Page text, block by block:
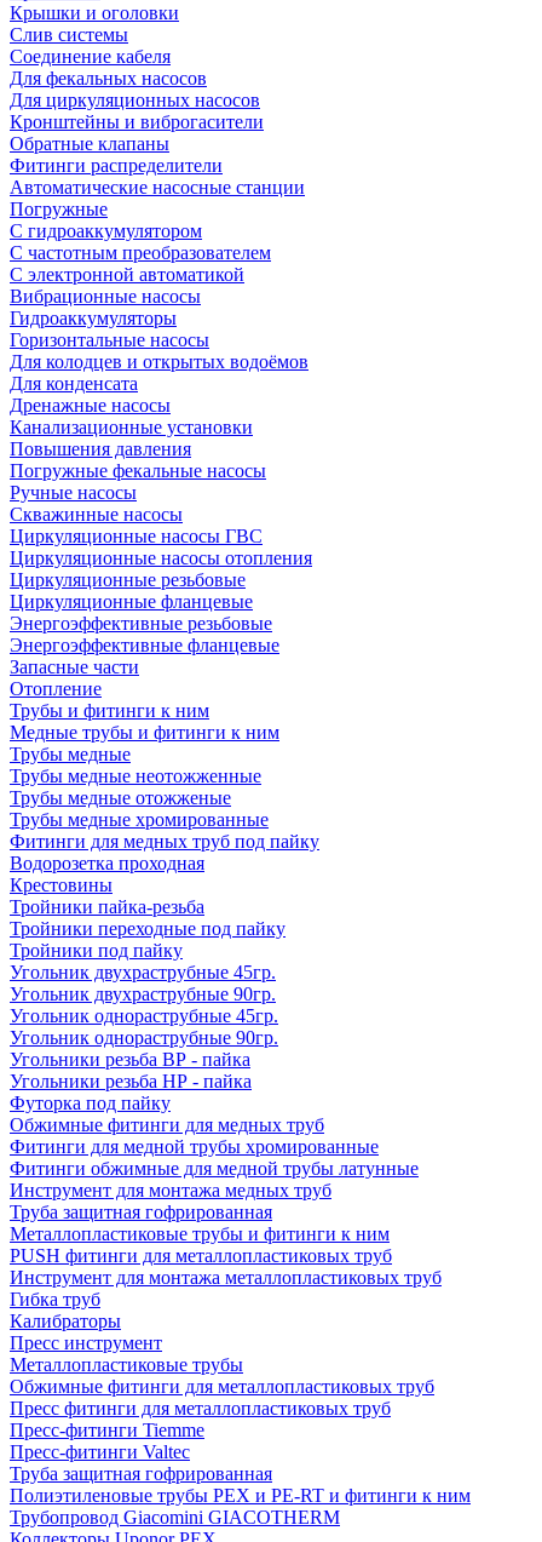
Крышки и оголовки
Слив системы
Соединение кабеля
Для фекальных насосов
Для циркуляционных насосов
Кронштейны и виброгасители
Обратные клапаны
Фитинги распределители
Автоматические насосные станции
Погружные
С гидроаккумулятором
С частотным преобразователем
С электронной автоматикой
Вибрационные насосы
Гидроаккумуляторы
Горизонтальные насосы
Для колодцев и открытых водоёмов
Для конденсата
Дренажные насосы
Канализационные установки
Повышения давления
Погружные фекальные насосы
Ручные насосы
Скважинные насосы
Циркуляционные насосы ГВС
Циркуляционные насосы отопления
Циркуляционные резьбовые
Циркуляционные фланцевые
Энергоэффективные резьбовые
Энергоэффективные фланцевые
Запасные части
Отопление
Трубы и фитинги к ним
Медные трубы и фитинги к ним
Трубы медные
Трубы медные неотожженные
Трубы медные отожженые
Трубы медные хромированные
Фитинги для медных труб под пайку
Водорозетка проходная
Крестовины
Тройники пайка-резьба
Тройники переходные под пайку
Тройники под пайку
Угольник двухраструбные 45гр.
Угольник двухраструбные 90гр.
Угольник однораструбные 45гр.
Угольник однораструбные 90гр.
Угольники резьба ВР - пайка
Угольники резьба НР - пайка
Футорка под пайку
Обжимные фитинги для медных труб
Фитинги для медной трубы хромированные
Фитинги обжимные для медной трубы латунные
Инструмент для монтажа медных труб
Труба защитная гофрированная
Металлопластиковые трубы и фитинги к ним
PUSH фитинги для металлопластиковых труб
Инструмент для монтажа металлопластиковых труб
Гибка труб
Калибраторы
Пресс инструмент
Металлопластиковые трубы
Обжимные фитинги для металлопластиковых труб
Пресс фитинги для металлопластиковых труб
Пресс-фитинги Tiemme
Пресс-фитинги Valtec
Труба защитная гофрированная
Полиэтиленовые трубы PEX и PE-RT и фитинги к ним
Трубопровод Giacomini GIACOTHERM